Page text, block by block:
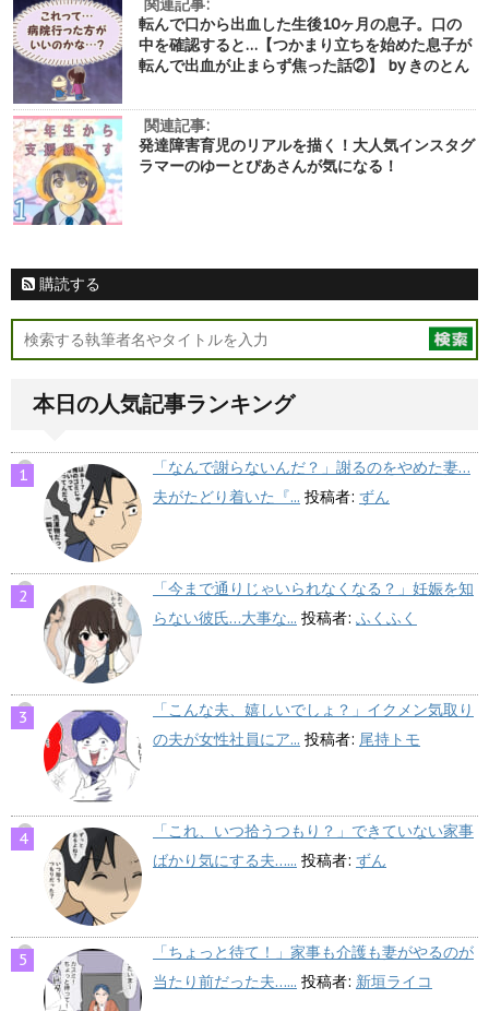
関連記事:
転んで口から出血した生後10ヶ月の息子。口の
中を確認すると…【つかまり立ちを始めた息子が
転んで出血が止まらず焦った話②】 by きのとん
関連記事:
発達障害育児のリアルを描く！大人気インスタグ
ラマーのゆーとぴあさんが気になる！
購読する
本日の人気記事ランキング
「なんで謝らないんだ？」謝るのをやめた妻…
夫がたどり着いた『... 投稿者: ずん
「今まで通りじゃいられなくなる？」妊娠を知
らない彼氏…大事な... 投稿者: ふくふく
「こんな夫、嬉しいでしょ？」イクメン気取り
の夫が女性社員にア... 投稿者: 尾持トモ
「これ、いつ拾うつもり？」できていない家事
ばかり気にする夫…... 投稿者: ずん
「ちょっと待て！」家事も介護も妻がやるのが
当たり前だった夫…... 投稿者: 新垣ライコ